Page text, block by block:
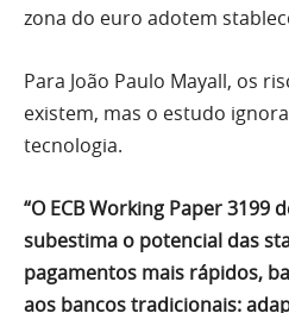
zona do euro adotem
Para João Paulo Mayall, os
existem, mas o estudo
tecnologia.
“O ECB Working Paper 3199
subestima o potencial das
pagamentos mais rápidos,
aos bancos tradicionais: